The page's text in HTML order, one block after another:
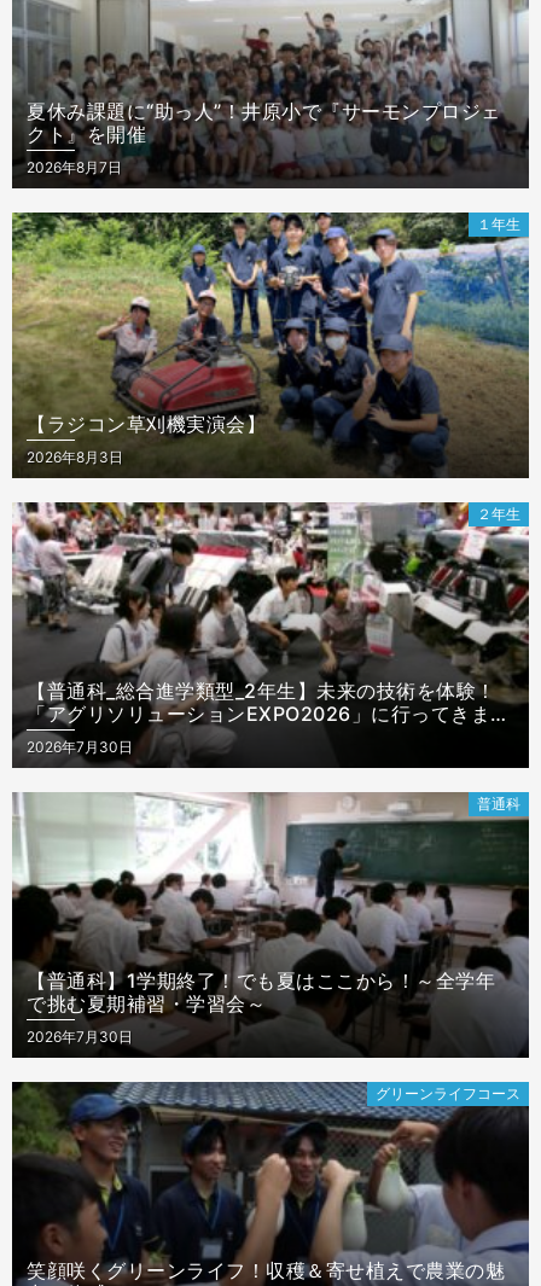
夏休み課題に“助っ人”！井原小で『サーモンプロジェ
クト』を開催
Posted
on
2026年8月7日
１年生
【ラジコン草刈機実演会】
Posted
on
2026年8月3日
２年生
【普通科_総合進学類型_2年生】未来の技術を体験！
「アグリソリューションEXPO2026」に行ってきまし
た！
Posted
on
2026年7月30日
普通科
【普通科】1学期終了！でも夏はここから！～全学年
で挑む夏期補習・学習会～
Posted
on
2026年7月30日
グリーンライフコース
笑顔咲くグリーンライフ！収穫＆寄せ植えで農業の魅